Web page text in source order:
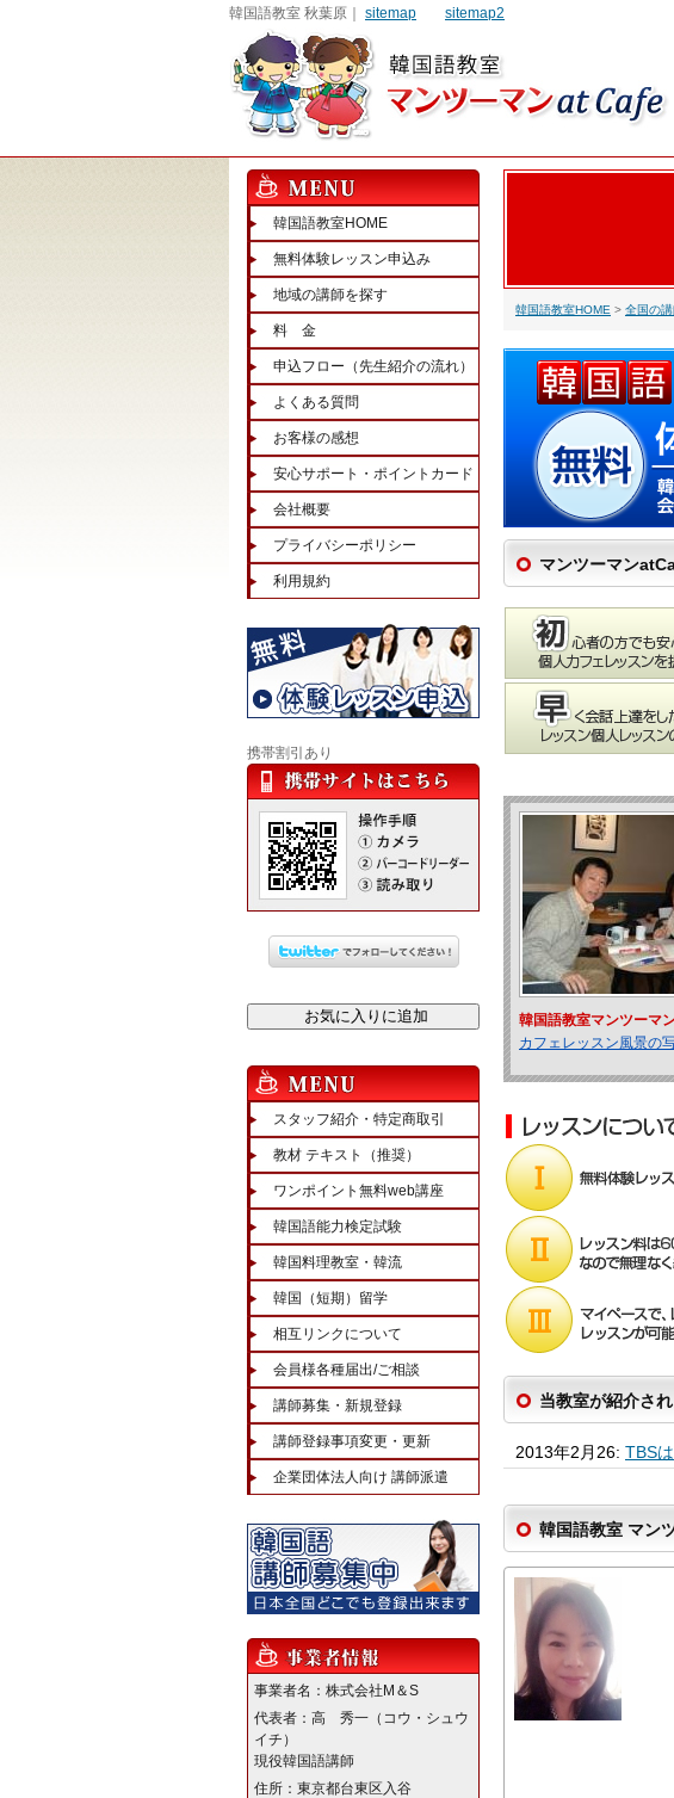
韓国語教室 秋葉原｜ sitemap sitemap2
韓国語教室HOME > 全国の
マンツーマン
韓国語教室マンツーマ
カフェレッスン風景の
当教室が紹介さ
2013年2月26: TBS
韓国語教室 マン
韓国語教室HOME
無料体験レッスン申込み
地域の講師を探す
料 金
申込フロー（先生紹介の流れ）
よくある質問
お客様の感想
安心サポート・ポイントカード
会社概要
プライバシーポリシー
利用規約
携帯割引あり
スタッフ紹介・特定商取引
教材 テキスト（推奨）
ワンポイント無料web講座
韓国語能力検定試験
韓国料理教室・韓流
韓国（短期）留学
相互リンクについて
会員様各種届出/ご相談
講師募集・新規登録
講師登録事項変更・更新
企業団体法人向け 講師派遣
事業者名：株式会社M＆S
代表者：高 秀一（コウ・シュウ
イチ）
現役韓国語講師
住所：東京都台東区入谷